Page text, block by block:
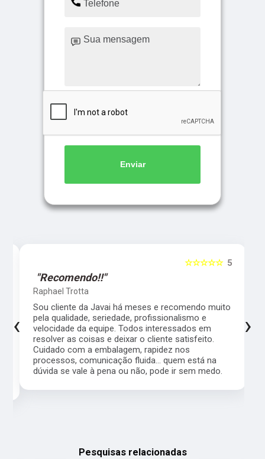
Enviar
5
☆☆☆☆☆
"Recomendo!!"
Raphael Trotta
Sou cliente da Javai há meses e recomendo muito
pela qualidade, seriedade, profissionalismo e
velocidade da equipe. Todos interessados em
resolver as coisas e deixar o cliente satisfeito.
Cuidado com a embalagem, rapidez nos
processos, comunicação fluida... quem está na
dúvida se vale à pena ou não, pode ir sem medo.
‹ ›
Pesquisas relacionadas